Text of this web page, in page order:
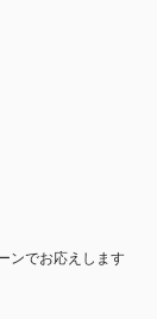
ンでお応えします